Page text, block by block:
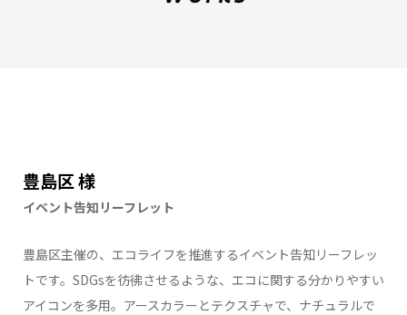
豊島区 様
イベント告知リーフレット
豊島区主催の、エコライフを推進するイベント告知リーフレッ
トです。SDGsを彷彿させるような、エコに関する分かりやすい
アイコンを多用。アースカラーとテクスチャで、ナチュラルで